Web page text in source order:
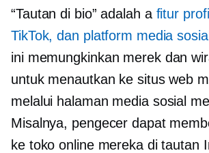
“Tautan di bio” adalah a fitur
TikTok, dan platform media
ini memungkinkan merek dan
untuk menautkan ke situs web
melalui halaman media sosial
Misalnya, pengecer dapat
ke toko online mereka di tautan